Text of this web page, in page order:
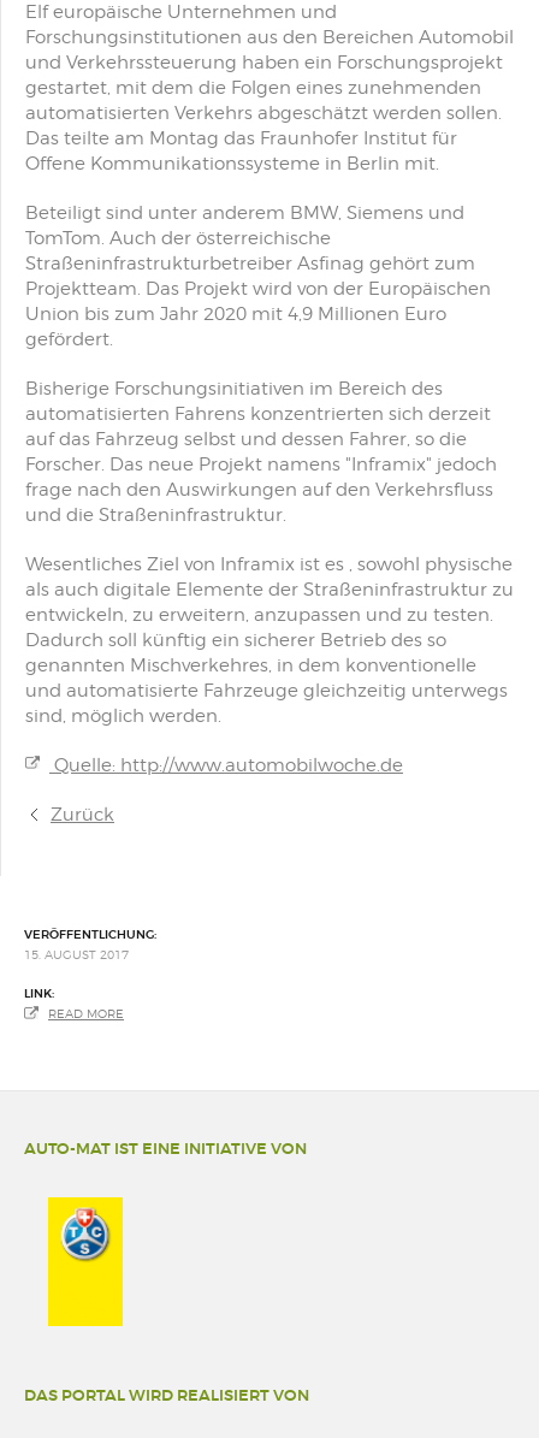
Elf europäische Unternehmen und
Forschungsinstitutionen aus den Bereichen Automobil
und Verkehrssteuerung haben ein Forschungsprojekt
gestartet, mit dem die Folgen eines zunehmenden
automatisierten Verkehrs abgeschätzt werden sollen.
Das teilte am Montag das Fraunhofer Institut für
Offene Kommunikationssysteme in Berlin mit.
Beteiligt sind unter anderem BMW, Siemens und
TomTom. Auch der österreichische
Straßeninfrastrukturbetreiber Asfinag gehört zum
Projektteam. Das Projekt wird von der Europäischen
Union bis zum Jahr 2020 mit 4,9 Millionen Euro
gefördert.
Bisherige Forschungsinitiativen im Bereich des
automatisierten Fahrens konzentrierten sich derzeit
auf das Fahrzeug selbst und dessen Fahrer, so die
Forscher. Das neue Projekt namens "Inframix" jedoch
frage nach den Auswirkungen auf den Verkehrsfluss
und die Straßeninfrastruktur.
Wesentliches Ziel von Inframix ist es , sowohl physische
als auch digitale Elemente der Straßeninfrastruktur zu
entwickeln, zu erweitern, anzupassen und zu testen.
Dadurch soll künftig ein sicherer Betrieb des so
genannten Mischverkehres, in dem konventionelle
und automatisierte Fahrzeuge gleichzeitig unterwegs
sind, möglich werden.
Quelle: http://www.automobilwoche.de
Zurück
VERÖFFENTLICHUNG:
15. AUGUST 2017
LINK:
READ MORE
AUTO-MAT IST EINE INITIATIVE VON
DAS PORTAL WIRD REALISIERT VON